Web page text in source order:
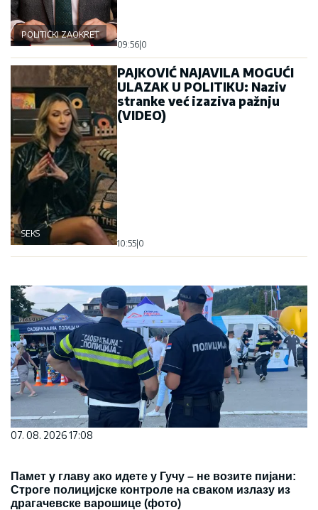
POLITIČKI ZAOKRET
09:56|0
SEKS
PAJKOVIĆ NAJAVILA MOGUĆI
ULAZAK U POLITIKU: Naziv
stranke već izaziva pažnju
(VIDEO)
10:55|0
07. 08. 2026 17:08
Памет у главу ако идете у Гучу – не возите пијани:
Строге полицијске контроле на сваком излазу из
драгачевске варошице (фото)